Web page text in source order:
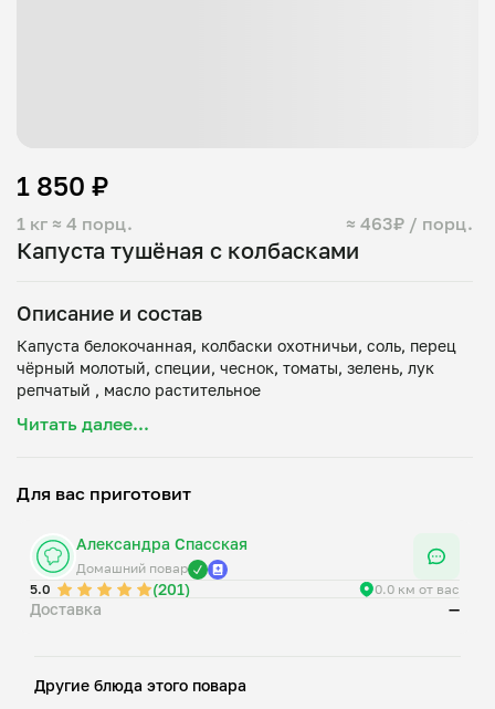
Капуста тушёная с колбасками
1 кг ≈ 4 порц. ≈ 463₽ / порц.
1 850 ₽
Описание и состав
Капуста белокочанная, колбаски охотничьи, соль, перец
чёрный молотый, специи, чеснок, томаты, зелень, лук
Читать далее...
Для вас приготовит
Александра Спасская
Домашний повар
5.0
(201) 0.0 км от вас
Доставка —
Другие блюда этого повара